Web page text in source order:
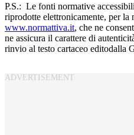
P.S.: Le fonti normative
riprodotte elettronicamente, per la
www.normattiva.it, che ne
ne assicura il carattere di
rinvio al testo cartaceo editodalla